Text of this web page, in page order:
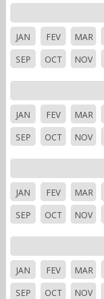
JAN FEV MAR
SEP
OCT NOV
JAN FEV MAR
SEP
OCT NOV
JAN FEV MAR
SEP
OCT NOV
JAN FEV MAR
SEP
OCT NOV